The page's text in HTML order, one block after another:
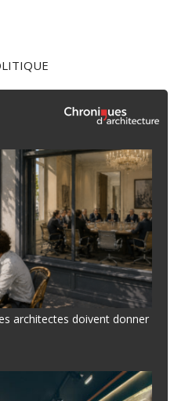
architectes doivent donner